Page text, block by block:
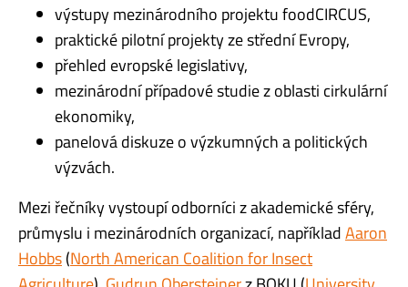
výstupy mezinárodního projektu foodCIRCUS,
praktické pilotní projekty ze střední Evropy,
přehled evropské legislativy,
mezinárodní případové studie z oblasti cirkulární
ekonomiky,
panelová diskuze o výzkumných a politických
výzvách.
Mezi řečníky vystoupí odborníci z akademické sféry,
průmyslu i mezinárodních organizací, napříkladAaron
Hobbs(North American Coalition for Insect